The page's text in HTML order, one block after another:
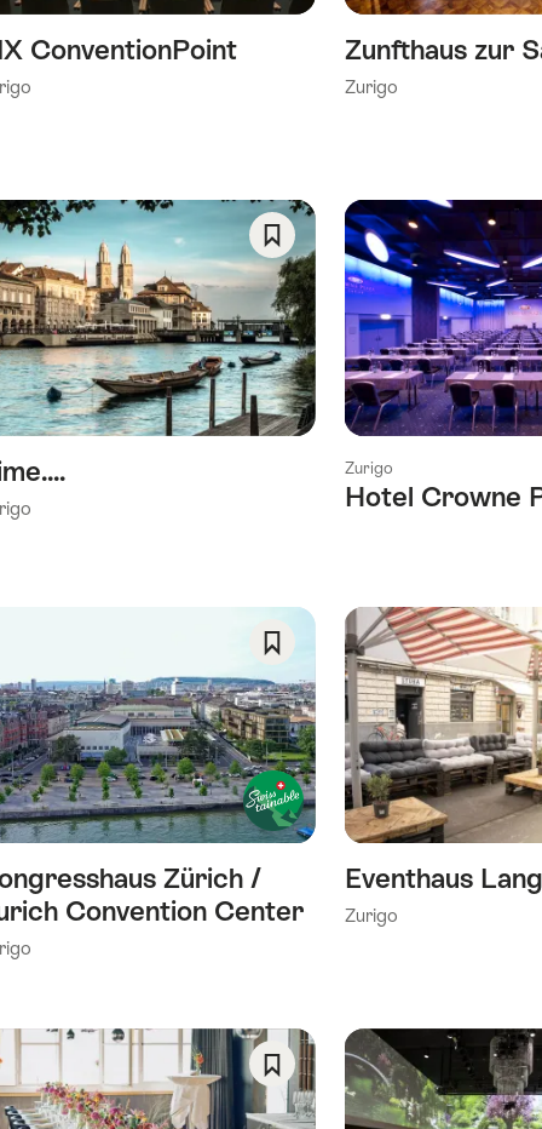
ConventionPoint Zunfthaus zur
Zurigo
Salva
come
preferito:
Wishlist
Zurigo
Hotel Crowne
Zürich /
Convention Center
Salva
come
preferito:
Wishlist
Eventhaus
Zurigo
Salva